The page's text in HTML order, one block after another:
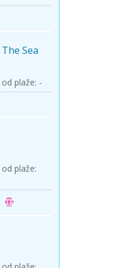
Sea
plaže: -
plaže: